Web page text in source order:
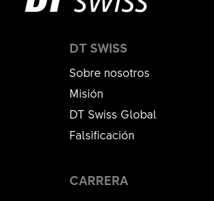
DT SWISS
Sobre nosotros
Misión
DT Swiss Global
Falsificación
CARRERA